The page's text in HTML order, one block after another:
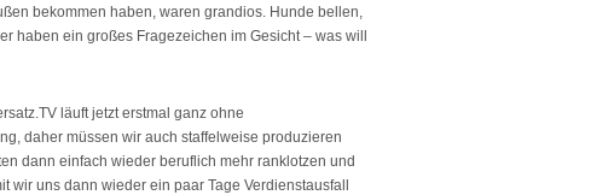
bekommen haben, waren grandios. Hunde bellen,
haben ein großes Fragezeichen im Gesicht – was will
läuft jetzt erstmal ganz ohne
daher müssen wir auch staffelweise produzieren
dann einfach wieder beruflich mehr ranklotzen und
wir uns dann wieder ein paar Tage Verdienstausfall